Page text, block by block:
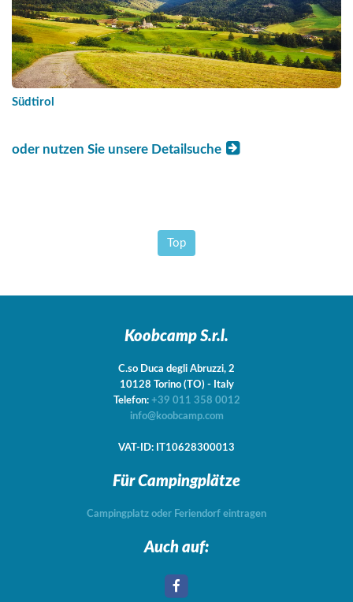
Südtirol
oder nutzen Sie unsere Detailsuche
Top
Koobcamp S.r.l.
C.so Duca degli Abruzzi, 2
10128 Torino (TO) - Italy
Telefon: +39 011 358 0012
info@koobcamp.com
VAT-ID: IT10628300013
Für Campingplätze
Campingplatz oder Feriendorf eintragen
Auch auf: